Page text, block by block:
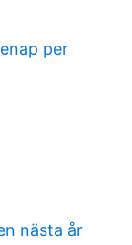
per
nästa år